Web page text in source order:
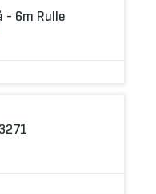
- 6m Rulle